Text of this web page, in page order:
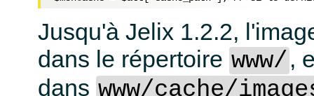
Jusqu'à Jelix 1.2.2,
dans le répertoire www/ ,
dans www/cache/